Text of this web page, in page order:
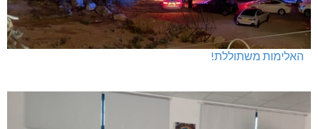
האלימות משתוללת!